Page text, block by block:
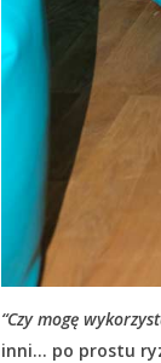
“Czy mogę
inni… po prostu